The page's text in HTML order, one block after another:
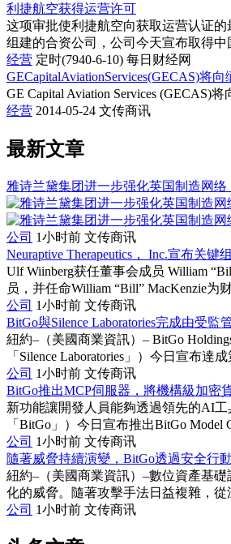
利捷航空获得运营许可
这项审批使利捷航空向获取运营认证的
组建的合资公司，公司今天宣布取得
经营 定时(7940-6-10) 每日财经网
GECapitalAviationServices(GECAS)将
GE Capital Aviation Services (GECAS)
经营 2014-05-24 文传商讯
最新文章
雅诗兰黛集团进一步强化英国制造网
公司 1小时前 文传商讯
Neuraptive Therapeutics， Inc.宣布关
Ulf Wiinberg获任董事会成员 William
员，并任命William “Bill” MacKenzie为
公司 1小时前 文传商讯
BitGo與Silence Laboratories完成由受
紐約–（美國商業資訊）– BitGo
「Silence Laboratories」）今日宣布達
公司 1小时前 文传商讯
BitGo推出MCP伺服器，將機構級加密
新功能讓開發人員能夠透過領先的AI
「BitGo」）今日宣布推出BitGo Model
公司 1小时前 文传商讯
隨著威脅持續演變，BitGo透過安全行
紐約–（美國商業資訊）–數位資產基
化的威脅。隨著攻擊手法日益複雜，
公司 1小时前 文传商讯